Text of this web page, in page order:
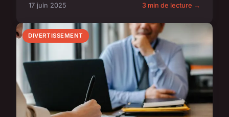
17 juin 2025 3 min de lecture →
DIVERTISSEMENT